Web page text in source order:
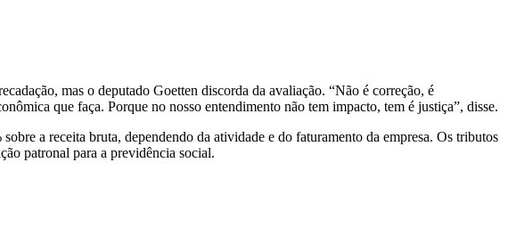
mas o deputado Goetten discorda da avaliação. “Não é correção, é
que faça. Porque no nosso entendimento não tem impacto, tem é justiça”, disse.
a receita bruta, dependendo da atividade e do faturamento da empresa. Os tributos
patronal para a previdência social.